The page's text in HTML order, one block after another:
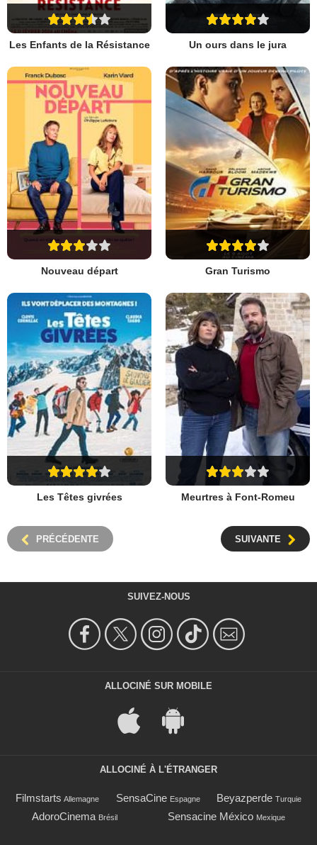
Les Enfants de la Résistance Un ours dans le jura
Nouveau départ Gran Turismo
Les Têtes givrées Meurtres à Font-Romeu
PRÉCÉDENTE SUIVANTE
SUIVEZ-NOUS
ALLOCINÉ SUR MOBILE
ALLOCINÉ À L'ÉTRANGER
Filmstarts Allemagne SensaCine Espagne Beyazperde Turquie
AdoroCinema Brésil Sensacine México Mexique